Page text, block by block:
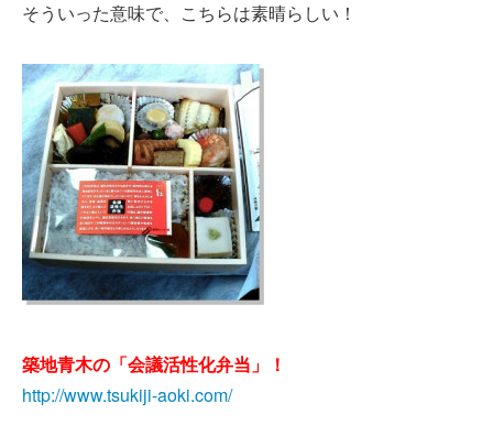
そういった意味で、こちらは素晴らしい！
築地青木の「会議活性化弁当」！
http://www.tsukiji-aoki.com/